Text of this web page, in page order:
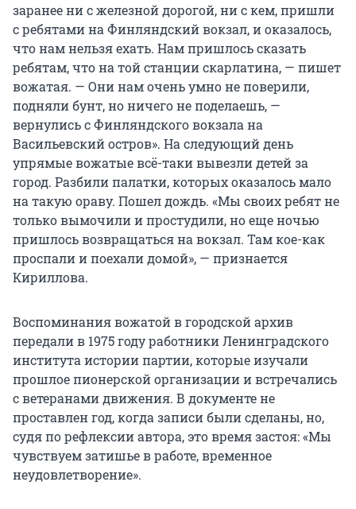
заранее ни с железной дорогой, ни с кем, пришли
с ребятами на Финляндский вокзал, и оказалось,
что нам нельзя ехать. Нам пришлось сказать
ребятам, что на той станции скарлатина, — пишет
вожатая. — Они нам очень умно не поверили,
подняли бунт, но ничего не поделаешь, —
вернулись с Финляндского вокзала на
Васильевский остров». На следующий день
упрямые вожатые всё-таки вывезли детей за
город. Разбили палатки, которых оказалось мало
на такую ораву. Пошел дождь. «Мы своих ребят не
только вымочили и простудили, но еще ночью
пришлось возвращаться на вокзал. Там кое-как
проспали и поехали домой», — признается
Кириллова.
Воспоминания вожатой в городской архив
передали в 1975 году работники Ленинградского
института истории партии, которые изучали
прошлое пионерской организации и встречались
с ветеранами движения. В документе не
проставлен год, когда записи были сделаны, но,
судя по рефлексии автора, это время застоя: «Мы
чувствуем затишье в работе, временное
неудовлетворение».